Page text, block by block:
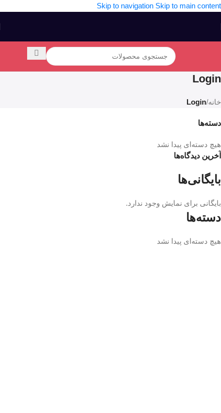
Skip to navigation Skip to main content
Login
خانه/
Login
دسته‌ها
هیچ دسته‌ای پیدا نشد
آخرین دیدگاه‌ها
بایگانی‌ها
بایگانی برای نمایش وجود ندارد.
دسته‌ها
هیچ دسته‌ای پیدا نشد